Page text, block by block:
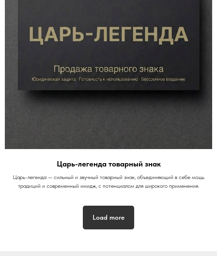
Царь-легенда товарный знак
Царь-легенда — сильный и звучный товарный знак, объединяющий в себе мощь
традиций и современный имидж, с потенциалом для широкого применения.
Load more